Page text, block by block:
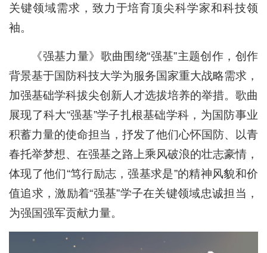
关键领域需求，致力于培育顶尖科学家和科技领
袖。
《强基力量》歌曲围绕“强基”主题创作，创作
背景基于国防科技大学为服务国家重大战略需求，
加强基础学科拔尖创新人才选拔培养的举措。歌曲
展现了科大“强基”学子扎根基础学科，为国防事业
积蓄力量的使命担当，抒发了他们心怀国防、以青
春托举梦想、在强基之路上乘风破浪的壮志豪情，
体现了他们“笃行励志，强基求是”的精神风貌和价
值追求，激励着“强基”学子在关键领域忠诚担当，
为强国强军贡献力量。